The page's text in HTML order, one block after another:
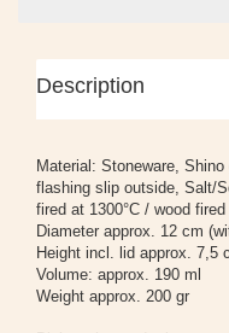
Description
Material: Stoneware,
flashing slip outside, Salt/
fired at 1300°C / wood
Diameter approx. 12 cm
Height incl. lid approx. 7,5
Volume: approx. 190 ml
Weight approx. 200 gr